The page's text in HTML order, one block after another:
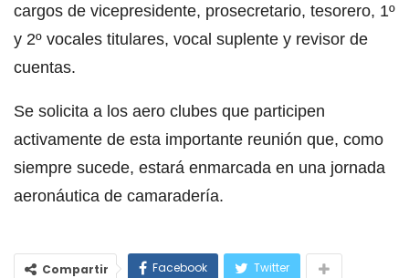
cargos de vicepresidente, prosecretario, tesorero, 1º
y 2º vocales titulares, vocal suplente y revisor de
cuentas.
Se solicita a los aero clubes que participen
activamente de esta importante reunión que, como
siempre sucede, estará enmarcada en una jornada
aeronáutica de camaradería.
Compartir Facebook Twitter